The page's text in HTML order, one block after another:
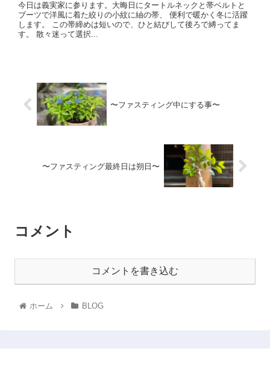
今日は義実家に参ります。大晦日にタートルネックと帯ベルトと
ブーツで洋風に着た絞りの小紋に紬の帯、 便利で暖かく冬に活躍
します。 この帯締めは短いので、ひと結びして後ろで縛ってま
す。 散々迷って選択...
〜ファスティング中にする事〜
〜ファスティング最終日は朔日〜
コメント
コメントを書き込む
ホーム BLOG